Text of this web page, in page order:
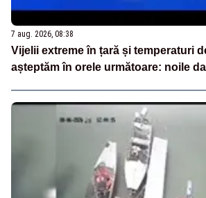
7 aug. 2026, 08:38
Vijelii extreme în țară și temperaturi
așteptăm în orele următoare: noile